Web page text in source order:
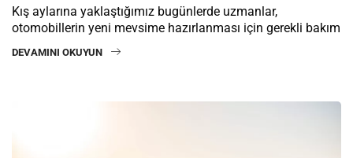
Kış aylarına yaklaştığımız bugünlerde uzmanlar,
otomobillerin yeni mevsime hazırlanması için gerekli bakım
DEVAMINI OKUYUN